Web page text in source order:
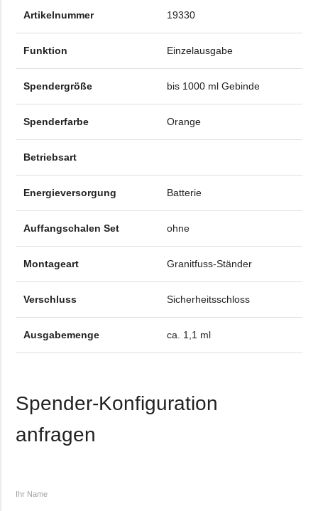
Artikelnummer 19330
Funktion Einzelausgabe
Spendergröße bis 1000 ml Gebinde
Spenderfarbe Orange
Betriebsart
Energieversorgung Batterie
Auffangschalen Set ohne
Montageart Granitfuss-Ständer
Verschluss Sicherheitsschloss
Ausgabemenge ca. 1,1 ml
Spender-Konfiguration
anfragen
Ihr Name